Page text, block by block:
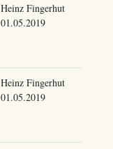
Heinz Fingerhut
01.05.2019
Heinz Fingerhut
01.05.2019